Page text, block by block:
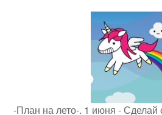
-План на лето-. 1 июня - Сделай